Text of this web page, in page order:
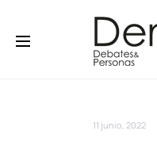
11 junio, 2022